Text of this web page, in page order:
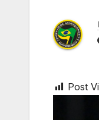
Post